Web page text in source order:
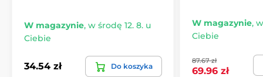
W magazynie, w środę 12. 8. u
Ciebie
34.54 zł Do koszyka
W magazynie,
Ciebie
87.67 zł
69.96 zł